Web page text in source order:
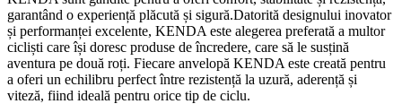
garantând o experiență plăcută și sigură.Datorită designului inovator
și performanței excelente, KENDA este alegerea preferată a multor
cicliști care își doresc produse de încredere, care să le susțină
aventura pe două roți. Fiecare anvelopă KENDA este creată pentru
a oferi un echilibru perfect între rezistență la uzură, aderență și
viteză, fiind ideală pentru orice tip de ciclu.